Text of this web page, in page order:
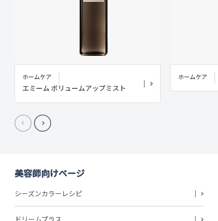
ホームケア
エミーム ボリュームアップミスト
ホームケア
美容師向けページ
シーズンカラーレシピ